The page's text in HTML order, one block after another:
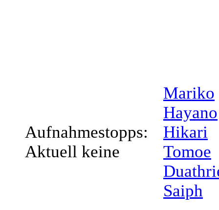
Aufnahmestopps:
Aktuell keine
Mariko
Hayano
Hikari
Tomoe
Saiph